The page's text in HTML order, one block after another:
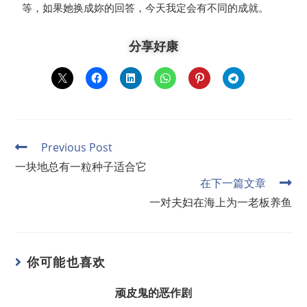
等，如果她换成妳的回答，今天我定会有不同的成就。
分享好康
Previous Post
一块地总有一粒种子适合它
在下一篇文章
一对夫妇在海上为一老板养鱼
你可能也喜欢
顽皮鬼的恶作剧